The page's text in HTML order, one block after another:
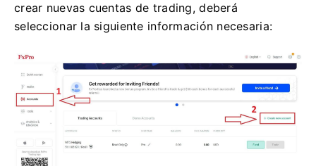
crear nuevas cuentas de trading, deberá
seleccionar la siguiente información necesaria: